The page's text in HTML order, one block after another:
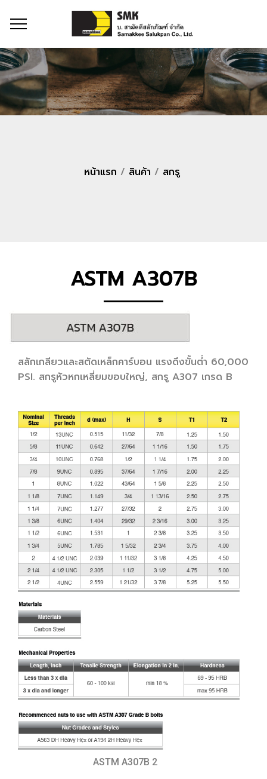
หน้าแรก / สินค้า / สกรู
ASTM A307B
สลักเกลียวและสตัดเหล็กคาร์บอน แรงดึงขั้นต่ำ 60,000
PSI. สกรูหัวหกเหลี่ยมขอบใหญ่, สกรู A307 เกรด B
ASTM A307B 2